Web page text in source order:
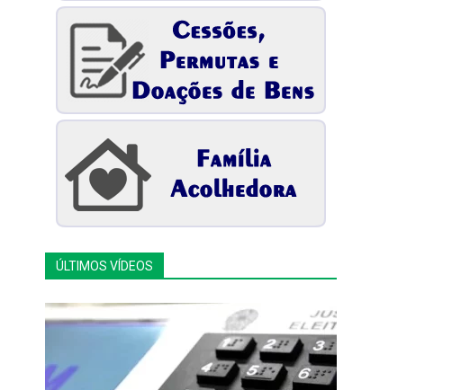
ÚLTIMOS VÍDEOS